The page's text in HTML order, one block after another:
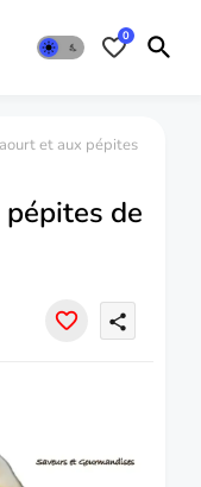
0
et aux pépites
de
share